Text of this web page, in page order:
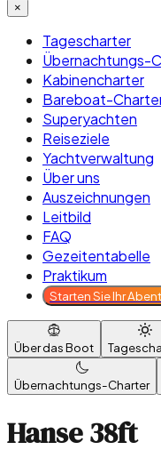
×
Tagescharter
Übernachtungs-
Kabinencharter
Bareboat-
Superyachten
Reiseziele
Yachtverwaltung
Über uns
Auszeichnungen
Leitbild
FAQ
Gezeitentabelle
Praktikum
Starten Sie Ihr
Über das Boot
Übernachtungs-Charter
Hanse 38ft